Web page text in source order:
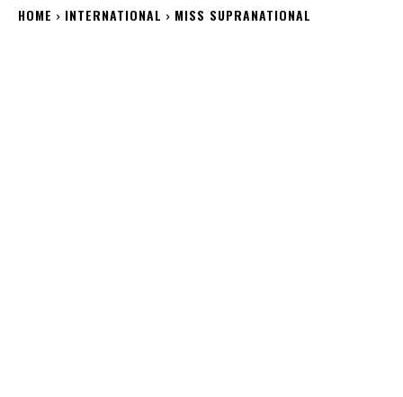
HOME INTERNATIONAL MISS SUPRANATIONAL